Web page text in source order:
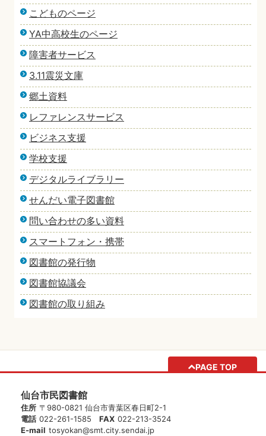
こどものページ
YA中高校生のページ
障害者サービス
3.11震災文庫
郷土資料
レファレンスサービス
ビジネス支援
学校支援
デジタルライブラリー
せんだい電子図書館
問い合わせの多い資料
スマートフォン・携帯
図書館の発行物
図書館協議会
図書館の取り組み
PAGE TOP
仙台市民図書館
住所 〒980-0821 仙台市青葉区春日町2-1
電話 022-261-1585 FAX 022-213-3524
E-mail tosyokan@smt.city.sendai.jp